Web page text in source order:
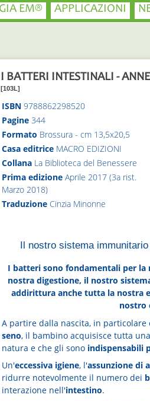
EM® APPLICAZIONI
I BATTERI INTESTINALI -
[103L]
ISBN 9788862298520
Pagine 344
Formato Brossura - cm 13,5x20,5
Casa editrice MACRO EDIZIONI
Collana La Biblioteca del Benessere
Prima edizione Aprile 2017 (3a rist.
Marzo 2018)
Traduzione Cinzia Minonne
Il nostro sistema
I batteri sono fondamentali per la
nostra digestione, il nostro
addirittura anche tutta la nostra
nostro
A partire dalla nascita, in
seno, il bambino acquisisce tutta
natura e che gli sono indispensabili
Un'eccessiva igiene, l'assunzione di
ridurre notevolmente il numero dei
interazione nell'intestino.